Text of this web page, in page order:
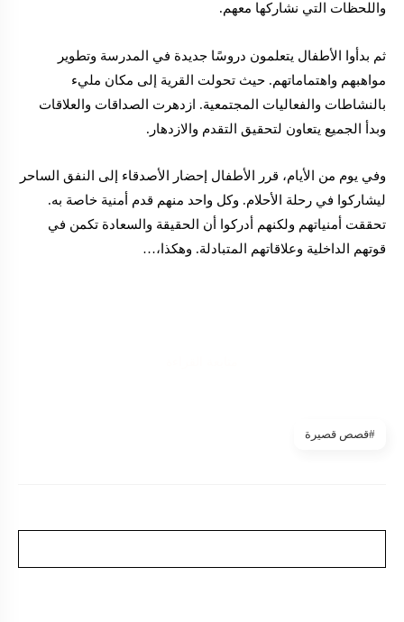
واللحظات التي نشاركها معهم.
ثم بدأوا الأطفال يتعلمون دروسًا جديدة في المدرسة وتطوير
مواهبهم واهتماماتهم. حيث تحولت القرية إلى مكان مليء
بالنشاطات والفعاليات المجتمعية. ازدهرت الصداقات والعلاقات
وبدأ الجميع يتعاون لتحقيق التقدم والازدهار.
وفي يوم من الأيام، قرر الأطفال إحضار الأصدقاء إلى النفق الساحر
ليشاركوا في رحلة الأحلام. وكل واحد منهم قدم أمنية خاصة به.
تحققت أمنياتهم ولكنهم أدركوا أن الحقيقة والسعادة تكمن في
قوتهم الداخلية وعلاقاتهم المتبادلة. وهكذا،…
#قصص قصيرة